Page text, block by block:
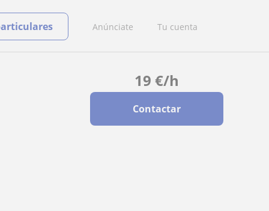
Anúnciate Tu cuenta
19 €/h
Contactar